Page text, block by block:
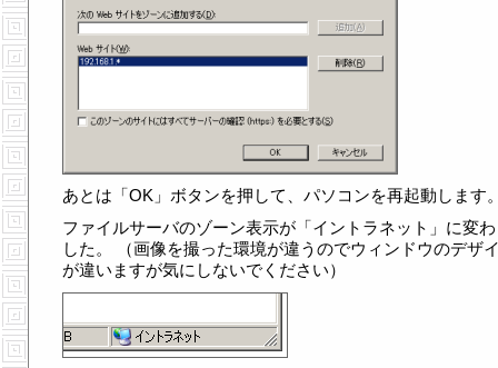
あとは「OK」ボタンを押して、パソコンを再起動します
ファイルサーバのゾーン表示が「イントラネット」に変
した。 （画像を撮った環境が違うのでウィンドウのデザ
が違いますが気にしないでください）